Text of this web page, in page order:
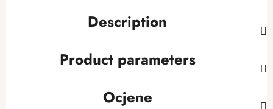
Description
Product parameters
Ocjene